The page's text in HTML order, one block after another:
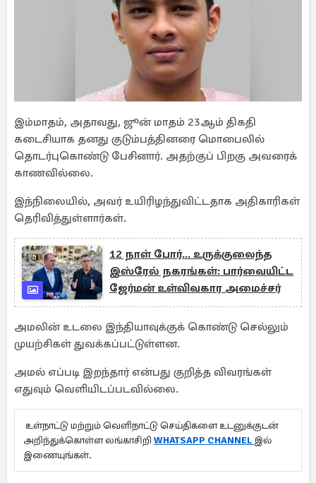
இம்மாதம், அதாவது, ஜூன் மாதம் 23ஆம் திகதி
கடைசியாக தனது குடும்பத்தினரை மொபைலில்
தொடர்புகொண்டு பேசினார். அதற்குப் பிறகு அவரைக்
காணவில்லை.
இந்நிலையில், அவர் உயிரிழந்துவிட்டதாக அதிகாரிகள்
தெரிவித்துள்ளார்கள்.
12 நாள் போர்... உருக்குலைந்த
இஸ்ரேல் நகரங்கள்: பார்வையிட்ட
ஜேர்மன் உள்விவகார அமைச்சர்
அமலின் உடலை இந்தியாவுக்குக் கொண்டு செல்லும்
முயற்சிகள் துவக்கப்பட்டுள்ளன.
அமல் எப்படி இறந்தார் என்பது குறித்த விவரங்கள்
எதுவும் வெளியிடப்படவில்லை.
உள்நாட்டு மற்றும் வெளிநாட்டு செய்திகளை உடனுக்குடன்
அறிந்துக்கொள்ள லங்காசிறி WHATSAPP CHANNEL இல்
இணையுங்கள்.